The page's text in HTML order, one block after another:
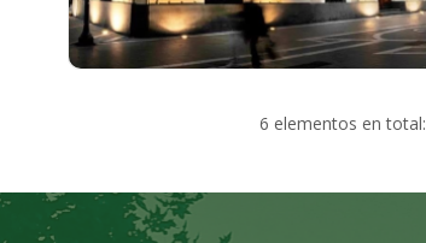
6 elementos en total: